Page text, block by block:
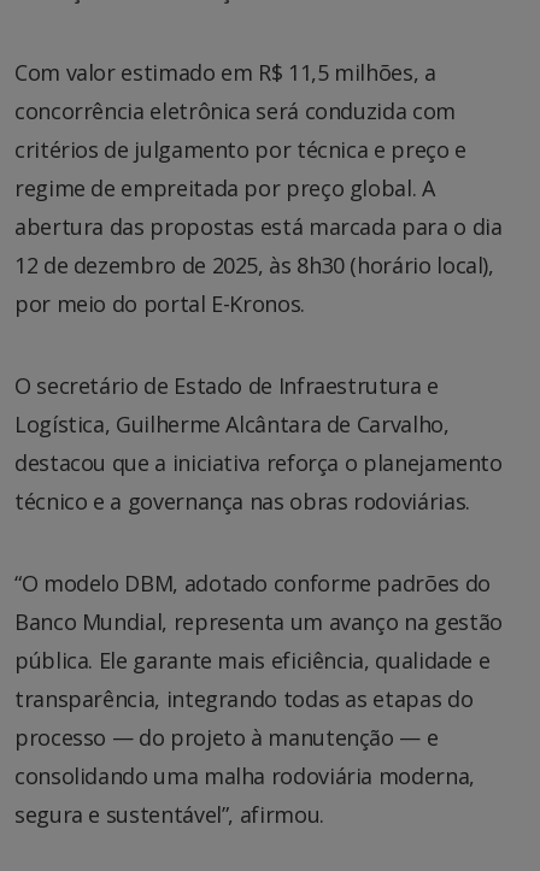
Com valor estimado em R$ 11,5 milhões, a
concorrência eletrônica será conduzida com
critérios de julgamento por técnica e preço e
regime de empreitada por preço global. A
abertura das propostas está marcada para o dia
12 de dezembro de 2025, às 8h30 (horário local),
por meio do portal E-Kronos.
O secretário de Estado de Infraestrutura e
Logística, Guilherme Alcântara de Carvalho,
destacou que a iniciativa reforça o planejamento
técnico e a governança nas obras rodoviárias.
“O modelo DBM, adotado conforme padrões do
Banco Mundial, representa um avanço na gestão
pública. Ele garante mais eficiência, qualidade e
transparência, integrando todas as etapas do
processo — do projeto à manutenção — e
consolidando uma malha rodoviária moderna,
segura e sustentável”, afirmou.